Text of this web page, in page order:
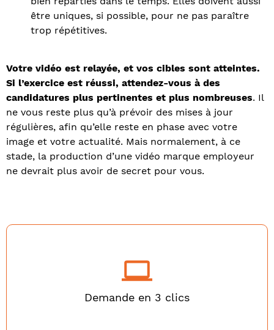
être uniques, si possible, pour ne pas paraître
trop répétitives.
Votre vidéo est relayée, et vos cibles sont atteintes.
Si l’exercice est réussi, attendez-vous à des
candidatures plus pertinentes et plus nombreuses. Il
ne vous reste plus qu’à prévoir des mises à jour
régulières, afin qu’elle reste en phase avec votre
image et votre actualité. Mais normalement, à ce
stade, la production d’une vidéo marque employeur
ne devrait plus avoir de secret pour vous.
Demande en 3 clics